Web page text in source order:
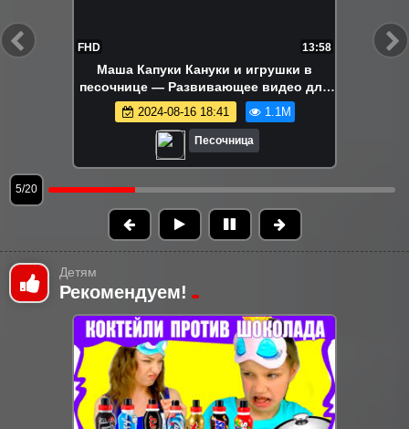
FHD 17:23
Ам Ням и разноцветные яйца!
Развивающие видео про игрушки для
детей – Игры в песочнице
2024-08-13 15:04 1.0M
Песочница
6/20
Детям
Рекомендуем!